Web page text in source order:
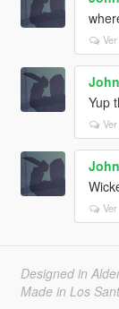
Yup
Designed in
Made in Los